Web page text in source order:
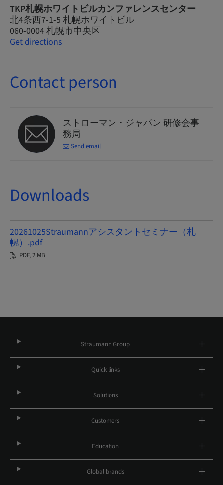
TKP札幌ホワイトビルカンファレンスセンター
北4条西7-1-5 札幌ホワイトビル
060-0004 札幌市中央区
Get directions
Contact person
ストローマン・ジャパン 研修会事
務局
Send email
Downloads
20261025Straumannアシスタントセミナー（札
幌）.pdf
PDF, 2 MB
Straumann Group
Quick links
Solutions
Customers
Education
Global brands